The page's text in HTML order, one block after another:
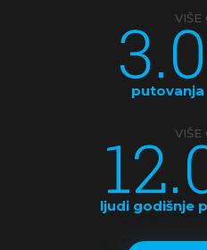
VIŠE
VIŠE
ljudi godišnje